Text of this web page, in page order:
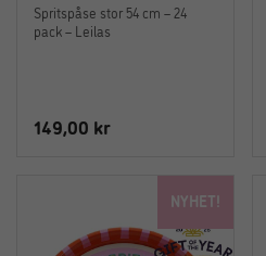
Spritspåse stor 54 cm – 24
pack – Leilas
149,00 kr
NYHET!